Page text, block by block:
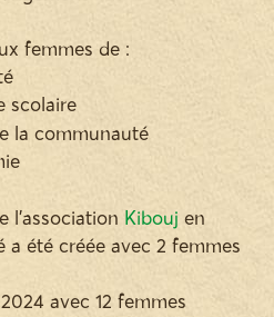
femmes de :
scolaire
la communauté
l'association Kibouj en
a été créée avec 2 femmes
avec 12 femmes